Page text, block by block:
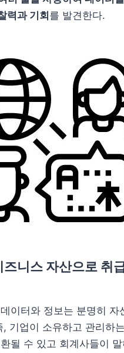
력과 기회를 발견한다.
니스 자산으로 취
이터와 정보는 분명히 자
, 기업이 소유하고 관리하
될 수 있고 회계사들이 말